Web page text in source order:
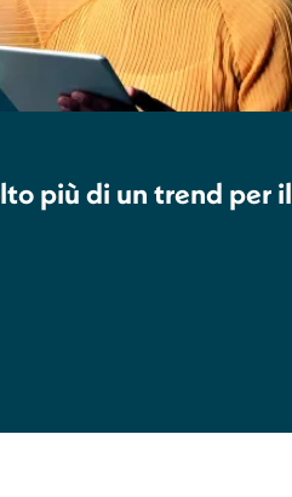
più di un trend per il